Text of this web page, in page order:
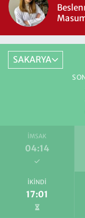
SAKARYA
İMSAK
04:14
İKINDI
17:01